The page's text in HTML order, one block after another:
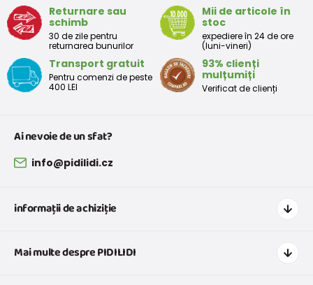
Returnare sau
schimb
30 de zile pentru
returnarea bunurilor
Mii de articole în
stoc
expediere în 24 de ore
(luni-vineri)
Transport gratuit
Pentru comenzi de peste
400 LEI
93% clienți
mulțumiți
Verificat de clienți
Ai nevoie de un sfat?
info@pidilidi.cz
informații de achiziție
Transport și plată
Mai multe despre PIDILIDI